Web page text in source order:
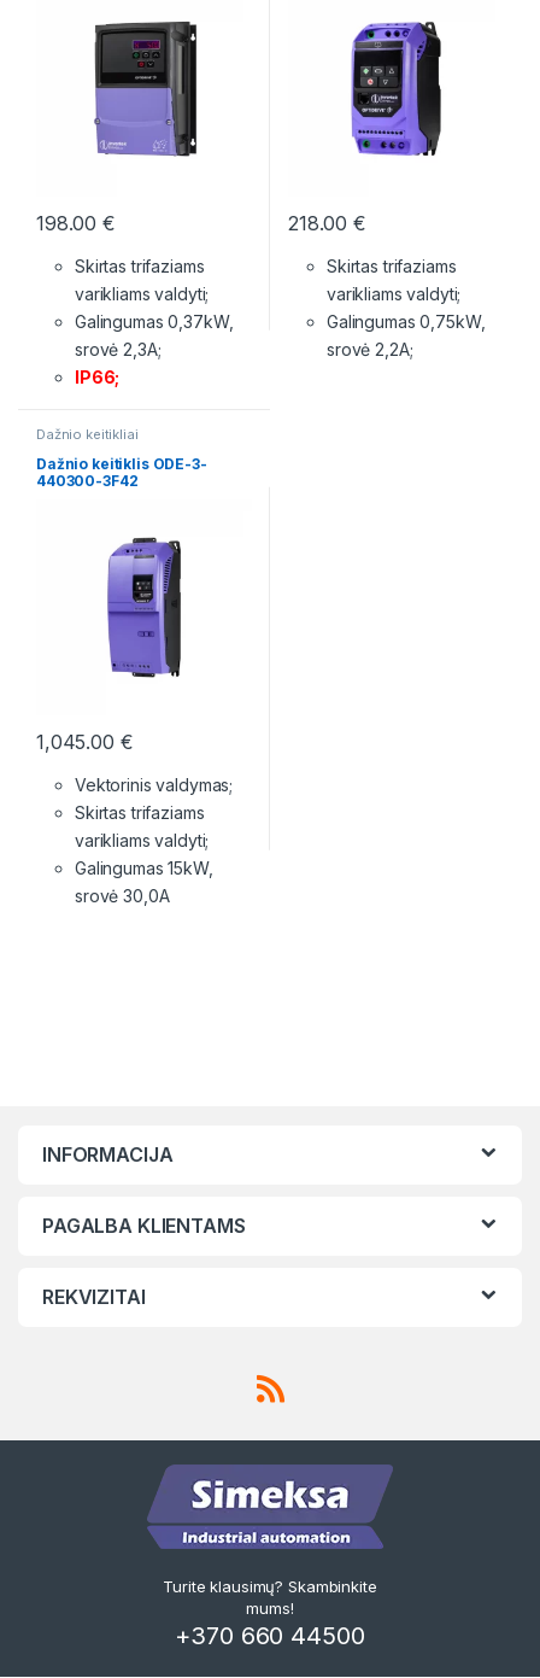
198.00€
Skirtas trifaziams
varikliams valdyti;
Galingumas 0,37kW,
srovė 2,3A;
IP66;
218.00€
Skirtas trifaziams
varikliams valdyti;
Galingumas 0,75kW,
srovė 2,2A;
Dažnio keitikliai
Dažnio keitiklis ODE-3-
440300-3F42
1,045.00 €
Vektorinis valdymas;
Skirtas trifaziams
varikliams valdyti;
Galingumas 15kW,
srovė 30,0A
INFORMACIJA
PAGALBA KLIENTAMS
REKVIZITAI
Turite klausimų? Skambinkite
mums!
+370 660 44500